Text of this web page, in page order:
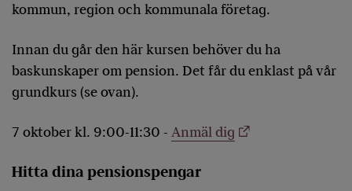
kommun, region och kommunala företag.
Innan du går den här kursen behöver du ha
baskunskaper om pension. Det får du enklast på vår
grundkurs (se ovan).
7 oktober kl. 9:00-11:30 - Anmäl dig
Hitta dina pensionspengar